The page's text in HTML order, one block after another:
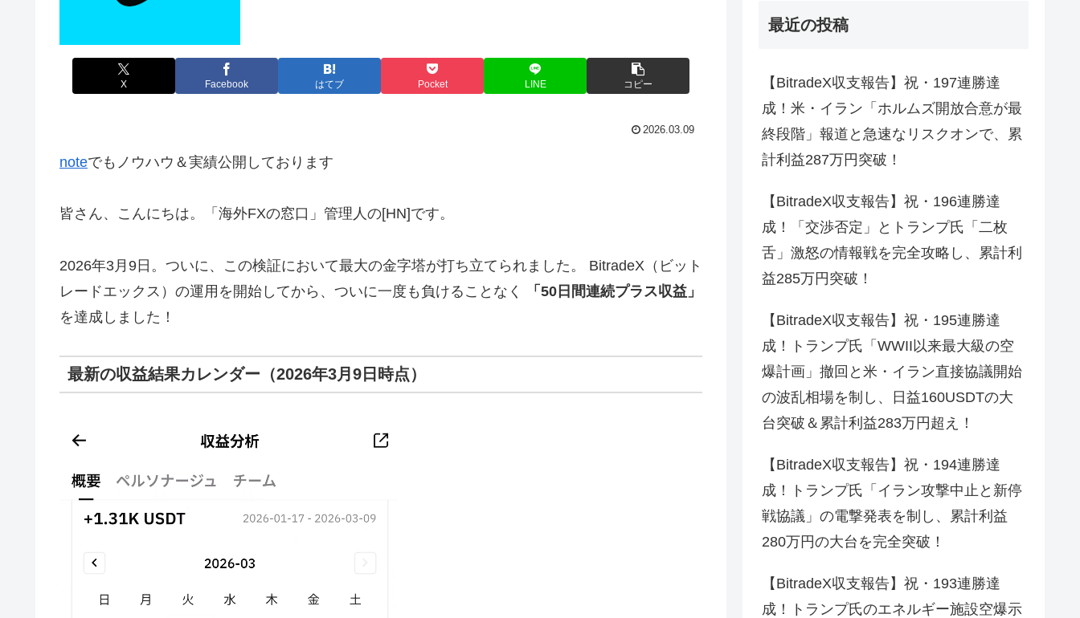
X Facebook はてブ Pocket LINE コピー
2026.03.09
noteでもノウハウ＆実績公開しております
皆さん、こんにちは。「海外FXの窓口」管理人の[HN]です。
2026年3月9日。ついに、この検証において最大の金字塔が打ち立てられました。 BitradeX（ビット
レードエックス）の運用を開始してから、ついに一度も負けることなく
「50日間連続プラス収益」
を達成しました！
最新の収益結果カレンダー（2026年3月9日時点）
最近の投稿
【BitradeX収支報告】祝・197連勝達
成！米・イラン「ホルムズ開放合意が最
終段階」報道と急速なリスクオンで、累
計利益287万円突破！
【BitradeX収支報告】祝・196連勝達
成！「交渉否定」とトランプ氏「二枚
舌」激怒の情報戦を完全攻略し、累計利
益285万円突破！
【BitradeX収支報告】祝・195連勝達
成！トランプ氏「WWII以来最大級の空
爆計画」撤回と米・イラン直接協議開始
の波乱相場を制し、日益160USDTの大
台突破＆累計利益283万円超え！
【BitradeX収支報告】祝・194連勝達
成！トランプ氏「イラン攻撃中止と新停
戦協議」の電撃発表を制し、累計利益
280万円の大台を完全突破！
【BitradeX収支報告】祝・193連勝達
成！トランプ氏のエネルギー施設空爆示